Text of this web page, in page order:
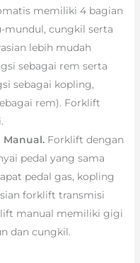
memiliki 4 bagian
mundul, cungkil serta
lebih mudah
sebagai rem serta
sebagai kopling,
rem). Forklift
Manual.Forklift dengan
pedal yang sama
pedal gas, kopling
forklift transmisi
manual memiliki gigi
dan cungkil.